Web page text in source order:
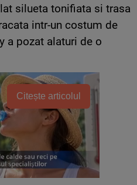
silueta tonifiata si trasa
intr-un costum de
a pozat alaturi de o
Citește articolul